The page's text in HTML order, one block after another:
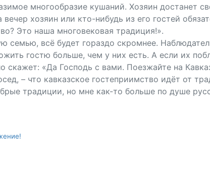
многообразие кушаний. Хозяин достанет
хозяин или кто-нибудь из его гостей
Это наша многовековая традиция!».
семью, всё будет гораздо скромнее.
гостю больше, чем у них есть. А если их
скажет: «Да Господь с вами. Поезжайте на
– что кавказское гостеприимство идёт от
традиции, но мне как-то больше по душе